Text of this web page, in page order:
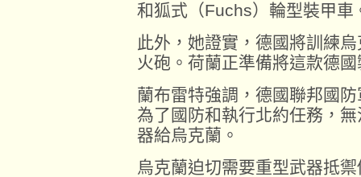
和狐式（Fuchs）輪型裝甲車
此外，她證實，德國將訓練
火砲。荷蘭正準備將這款德
蘭布雷特強調，德國聯邦國
為了國防和執行北約任務，
器給烏克蘭。
烏克蘭迫切需要重型武器抵